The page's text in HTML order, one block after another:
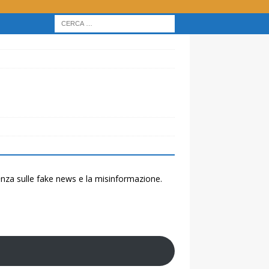
sulle fake news e la misinformazione.